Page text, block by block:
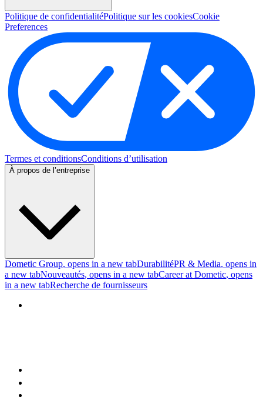
Politique de confidentialitéPolitique sur les cookiesCookie
Preferences
Termes et conditionsConditions d’utilisation
À propos de l’entreprise
Dometic Group, opens in a new tabDurabilitéPR & Media, opens in
a new tabNouveautés, opens in a new tabCareer at Dometic, opens
in a new tabRecherche de fournisseurs